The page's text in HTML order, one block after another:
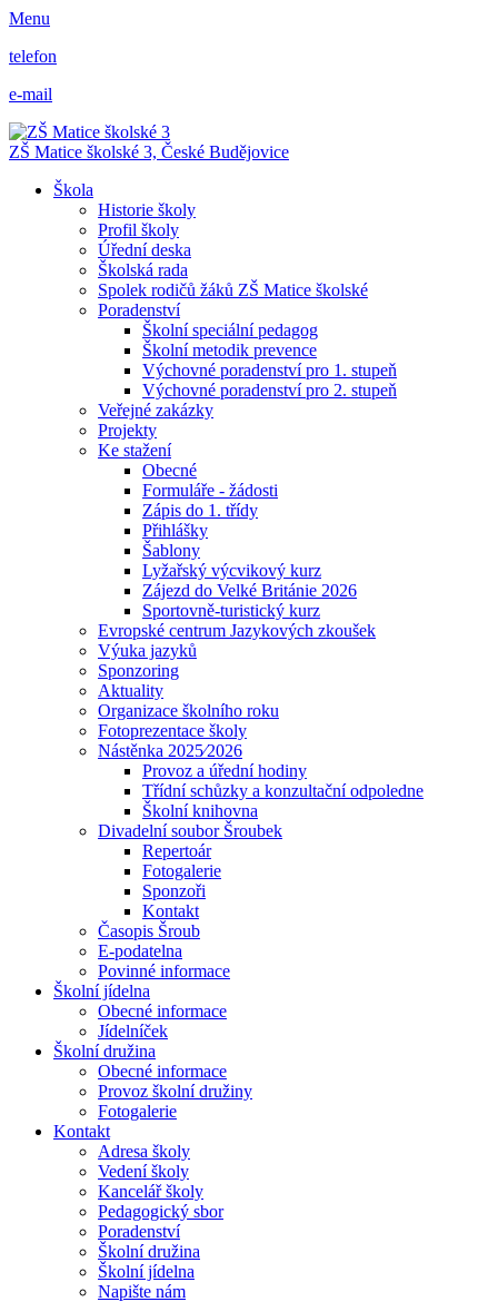
Menu
telefon
e-mail
ZŠ Matice školské 3, České Budějovice
Škola
Historie školy
Profil školy
Úřední deska
Školská rada
Spolek rodičů žáků ZŠ Matice školské
Poradenství
Školní speciální pedagog
Školní metodik prevence
Výchovné poradenství pro 1. stupeň
Výchovné poradenství pro 2. stupeň
Veřejné zakázky
Projekty
Ke stažení
Obecné
Formuláře - žádosti
Zápis do 1. třídy
Přihlášky
Šablony
Lyžařský výcvikový kurz
Zájezd do Velké Británie 2026
Sportovně-turistický kurz
Evropské centrum Jazykových zkoušek
Výuka jazyků
Sponzoring
Aktuality
Organizace školního roku
Fotoprezentace školy
Nástěnka 2025⁄2026
Provoz a úřední hodiny
Třídní schůzky a konzultační odpoledne
Školní knihovna
Divadelní soubor Šroubek
Repertoár
Fotogalerie
Sponzoři
Kontakt
Časopis Šroub
E-podatelna
Povinné informace
Školní jídelna
Obecné informace
Jídelníček
Školní družina
Obecné informace
Provoz školní družiny
Fotogalerie
Kontakt
Adresa školy
Vedení školy
Kancelář školy
Pedagogický sbor
Poradenství
Školní družina
Školní jídelna
Napište nám